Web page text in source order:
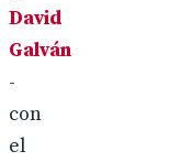
David
Galván
-
con
el